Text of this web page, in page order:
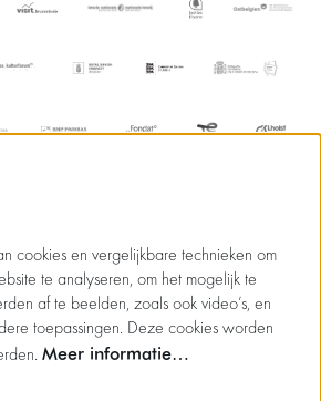
cookies en vergelijkbare technieken om
te analyseren, om het mogelijk te
af te beelden, zoals ook video’s, en
toepassingen. Deze cookies worden
Meer informatie…